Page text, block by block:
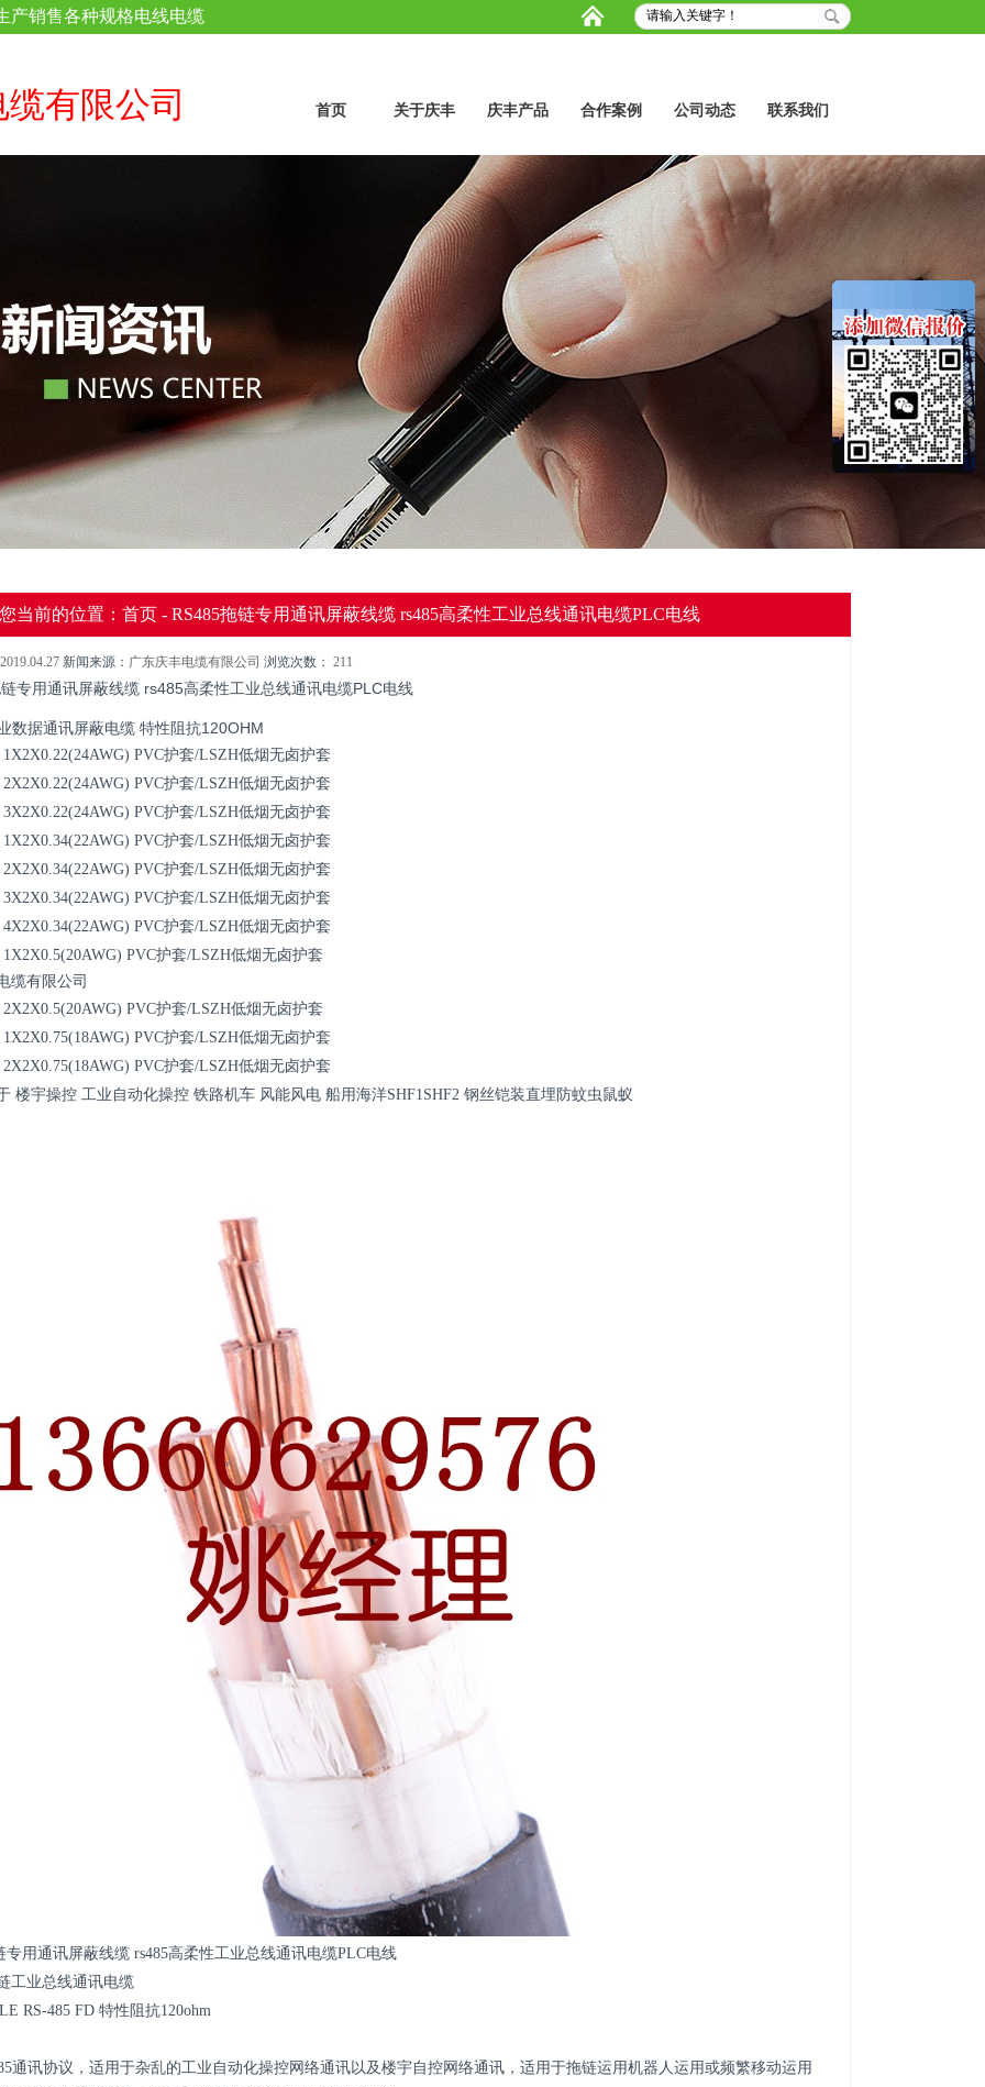
产销售各种规格电线电缆
有限公司 首页 关于庆丰 庆丰产品 合作案例 公司动态 联系我们
您当前的位置： 首页 - RS485拖链专用通讯屏蔽线缆 rs485高柔性工业总线通讯电缆PLC电线
2019.04.27 新闻来源： 广东庆丰电缆有限公司 浏览次数： 211
专用通讯屏蔽线缆 rs485高柔性工业总线通讯电缆PLC电线
数据通讯屏蔽电缆 特性阻抗120OHM
1X2X0.22(24AWG) PVC护套/LSZH低烟无卤护套
2X2X0.22(24AWG) PVC护套/LSZH低烟无卤护套
3X2X0.22(24AWG) PVC护套/LSZH低烟无卤护套
1X2X0.34(22AWG) PVC护套/LSZH低烟无卤护套
2X2X0.34(22AWG) PVC护套/LSZH低烟无卤护套
3X2X0.34(22AWG) PVC护套/LSZH低烟无卤护套
4X2X0.34(22AWG) PVC护套/LSZH低烟无卤护套
1X2X0.5(20AWG) PVC护套/LSZH低烟无卤护套
缆有限公司
2X2X0.5(20AWG) PVC护套/LSZH低烟无卤护套
1X2X0.75(18AWG) PVC护套/LSZH低烟无卤护套
2X2X0.75(18AWG) PVC护套/LSZH低烟无卤护套
楼宇操控 工业自动化操控 铁路机车 风能风电 船用海洋SHF1SHF2 钢丝铠装直埋防蚊虫鼠蚁
专用通讯屏蔽线缆 rs485高柔性工业总线通讯电缆PLC电线
工业总线通讯电缆
RS-485 FD 特性阻抗120ohm
通讯协议，适用于杂乱的工业自动化操控网络通讯以及楼宇自控网络通讯，适用于拖链运用机器人运用或频繁移动运用